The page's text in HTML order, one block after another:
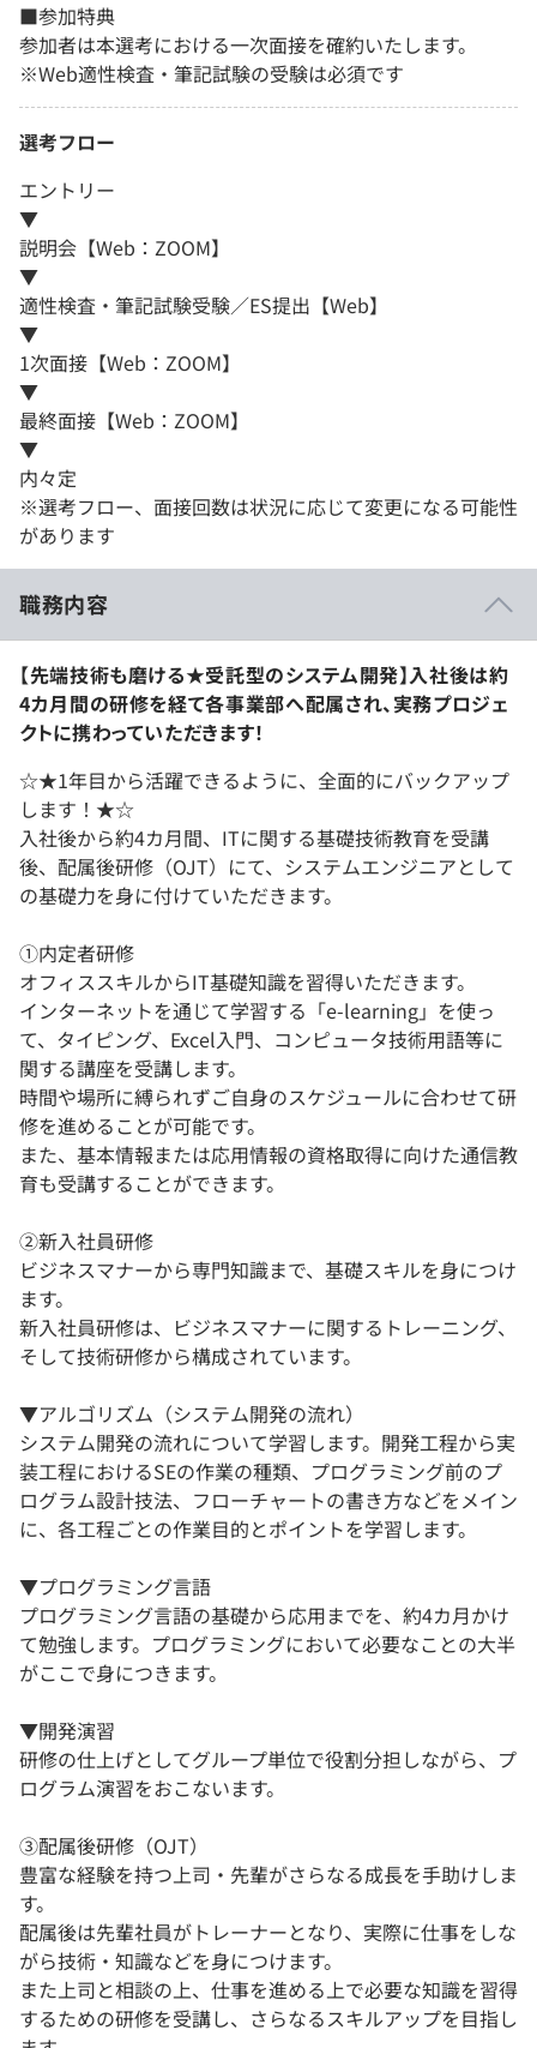
■参加特典
参加者は本選考における一次面接を確約いたします。
※Web適性検査・筆記試験の受験は必須です
選考フロー
エントリー
▼
説明会【Web：ZOOM】
▼
適性検査・筆記試験受験／ES提出【Web】
▼
1次面接【Web：ZOOM】
▼
最終面接【Web：ZOOM】
▼
内々定
※選考フロー、面接回数は状況に応じて変更になる可能性
があります
職務内容
【先端技術も磨ける★受託型のシステム開発】入社後は約
4カ月間の研修を経て各事業部へ配属され、実務プロジェ
クトに携わっていただきます！
☆★1年目から活躍できるように、全面的にバックアップ
します！★☆
入社後から約4カ月間、ITに関する基礎技術教育を受講
後、配属後研修（OJT）にて、システムエンジニアとして
の基礎力を身に付けていただきます。
①内定者研修
オフィススキルからIT基礎知識を習得いただきます。
インターネットを通じて学習する「e-learning」を使っ
て、タイピング、Excel入門、コンピュータ技術用語等に
関する講座を受講します。
時間や場所に縛られずご自身のスケジュールに合わせて研
修を進めることが可能です。
また、基本情報または応用情報の資格取得に向けた通信教
育も受講することができます。
②新入社員研修
ビジネスマナーから専門知識まで、基礎スキルを身につけ
ます。
新入社員研修は、ビジネスマナーに関するトレーニング、
そして技術研修から構成されています。
▼アルゴリズム（システム開発の流れ）
システム開発の流れについて学習します。開発工程から実
装工程におけるSEの作業の種類、プログラミング前のプ
ログラム設計技法、フローチャートの書き方などをメイン
に、各工程ごとの作業目的とポイントを学習します。
▼プログラミング言語
プログラミング言語の基礎から応用までを、約4カ月かけ
て勉強します。プログラミングにおいて必要なことの大半
がここで身につきます。
▼開発演習
研修の仕上げとしてグループ単位で役割分担しながら、プ
ログラム演習をおこないます。
③配属後研修（OJT）
豊富な経験を持つ上司・先輩がさらなる成長を手助けしま
す。
配属後は先輩社員がトレーナーとなり、実際に仕事をしな
がら技術・知識などを身につけます。
また上司と相談の上、仕事を進める上で必要な知識を習得
するための研修を受講し、さらなるスキルアップを目指し